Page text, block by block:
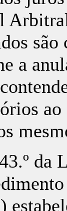
a
ao
da
)